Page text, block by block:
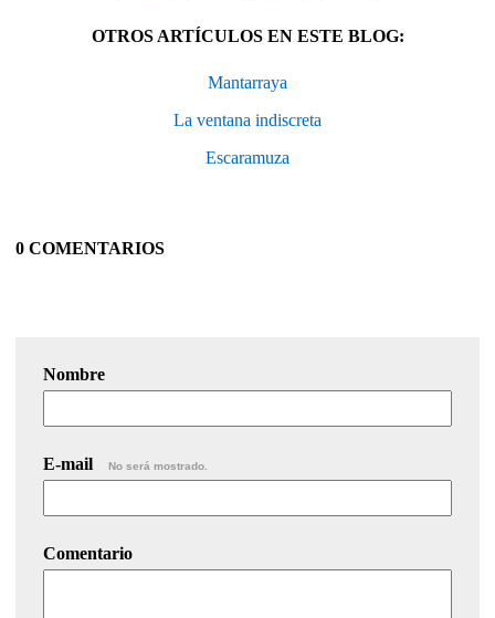
OTROS ARTÍCULOS EN ESTE BLOG:
Mantarraya
La ventana indiscreta
Escaramuza
0 COMENTARIOS
Nombre
E-mail No será mostrado.
Comentario